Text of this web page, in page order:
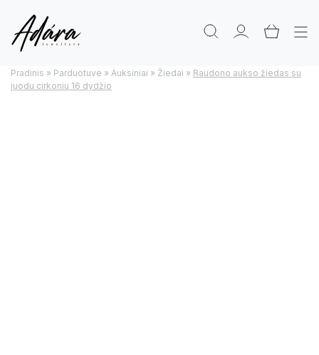
Pradinis » Parduotuve » Auksiniai » Žiedai » Raudono aukso žiedas su
juodu cirkoniu 16 dydžio